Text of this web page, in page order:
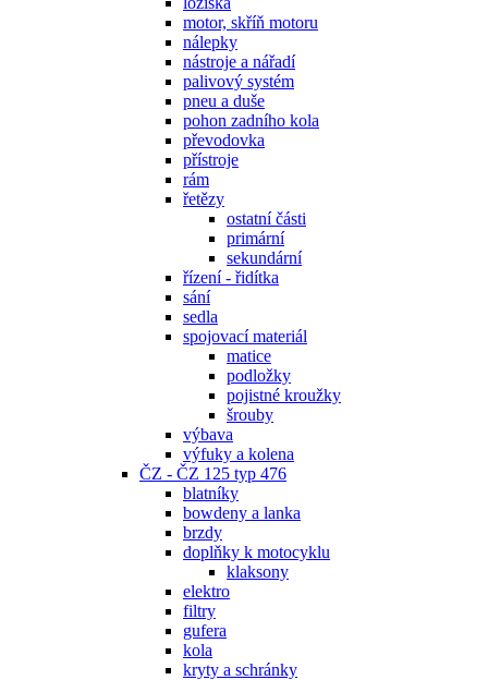
motor, skříň motoru
nálepky
nástroje a nářadí
palivový systém
pneu a duše
pohon zadního kola
převodovka
přístroje
rám
řetězy
ostatní části
primární
sekundární
řízení - řidítka
sání
sedla
spojovací materiál
matice
podložky
pojistné kroužky
šrouby
výbava
výfuky a kolena
ČZ - ČZ 125 typ 476
blatníky
bowdeny a lanka
brzdy
doplňky k motocyklu
klaksony
elektro
filtry
gufera
kola
kryty a schránky